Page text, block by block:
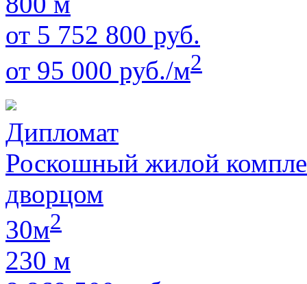
от 5 752 800 руб.
от 95 000 руб./м2
Дипломат
Роскошный жилой
дворцом
30м2
230 м